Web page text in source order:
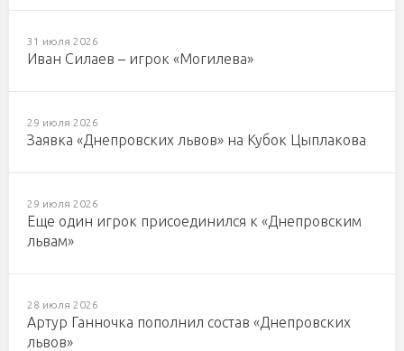
31 июля 2026
Иван Силаев – игрок «Могилева»
29 июля 2026
Заявка «Днепровских львов» на Кубок Цыплакова
29 июля 2026
Еще один игрок присоединился к «Днепровским
львам»
28 июля 2026
Артур Ганночка пополнил состав «Днепровских
львов»